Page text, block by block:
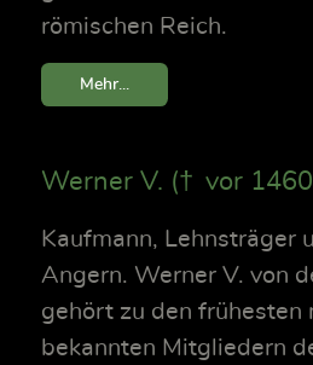
römischen Reich.
Mehr...
Werner V. († vor
Kaufmann, Lehnsträger
Angern. Werner V. von
gehört zu den frühesten
bekannten Mitgliedern